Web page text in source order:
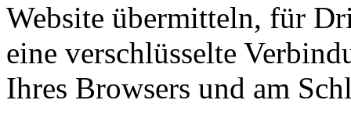
Website übermitteln, für
eine verschlüsselte
Ihres Browsers und am